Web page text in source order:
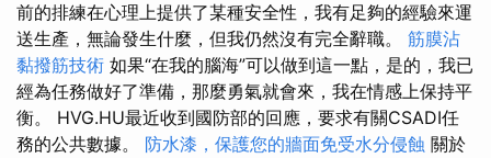
前的排練在心理上提供了某種安全性，我有足夠的經驗來運
送生產，無論發生什麼，但我仍然沒有完全辭職。 筋膜沾
黏撥筋技術 如果“在我的腦海”可以做到這一點，是的，我已
經為任務做好了準備，那麼勇氣就會來，我在情感上保持平
衡。 HVG.HU最近收到國防部的回應，要求有關CSADI任
務的公共數據。 防水漆，保護您的牆面免受水分侵蝕 關於